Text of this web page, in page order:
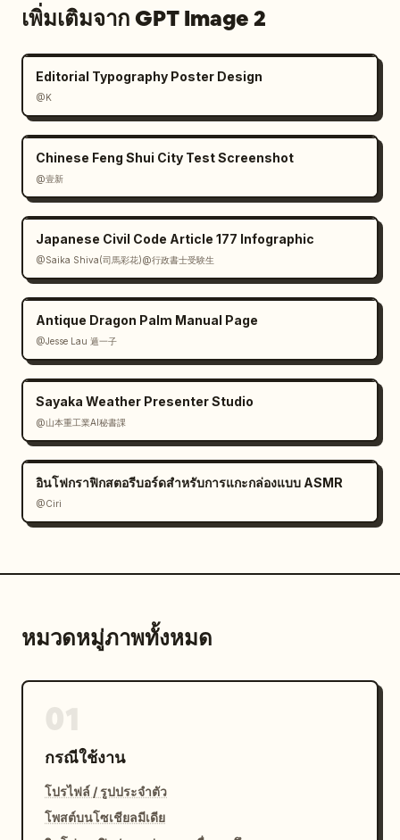
เพิ่มเติมจาก GPT Image 2
Editorial Typography Poster Design
@K
Chinese Feng Shui City Test Screenshot
@壹新
Japanese Civil Code Article 177 Infographic
@Saika Shiva(司馬彩花)@行政書士受験生
Antique Dragon Palm Manual Page
@Jesse Lau 遁一子
Sayaka Weather Presenter Studio
@山本重工業AI秘書課
อินโฟกราฟิกสตอรีบอร์ดสำหรับการแกะกล่องแบบ ASMR
@Ciri
หมวดหมู่ภาพทั้งหมด
กรณีใช้งาน
โปรไฟล์ / รูปประจำตัว
โพสต์บนโซเชียลมีเดีย